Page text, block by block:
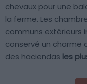
chevaux pour une
la ferme. Les
communs
conservé un charme
des haciendas les